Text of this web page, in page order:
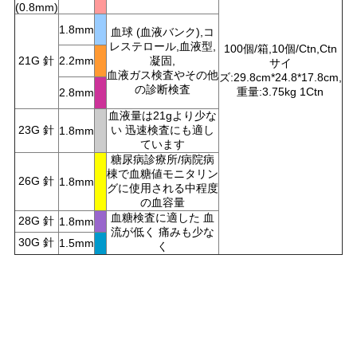
ー
場
合
地
100個/箱,10個/Ctn,Ctn
サイ
ズ:29.8cm*24.8*17.8cm,
重量:3.75kg 1Ctn
(0.8mm)
21G 針
1.8mm
血球 (血液バンク),コ
レステロール,血液型,
凝固,
血液ガス検査やその他
の診断検査
2.2mm
2.8mm
23G 針 1.8mm
血液量は21gより少な
い 迅速検査にも適し
ています
26G 針 1.8mm
糖尿病診療所/病院病
棟で血糖値モニタリン
グに使用される中程度
の血容量
28G 針 1.8mm
血糖検査に適した 血
流が低く 痛みも少な
く
30G 針 1.5mm